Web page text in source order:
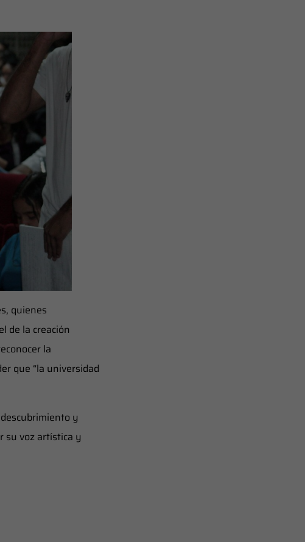
quienes
de la creación
la
que “la universidad
y
su voz artística y